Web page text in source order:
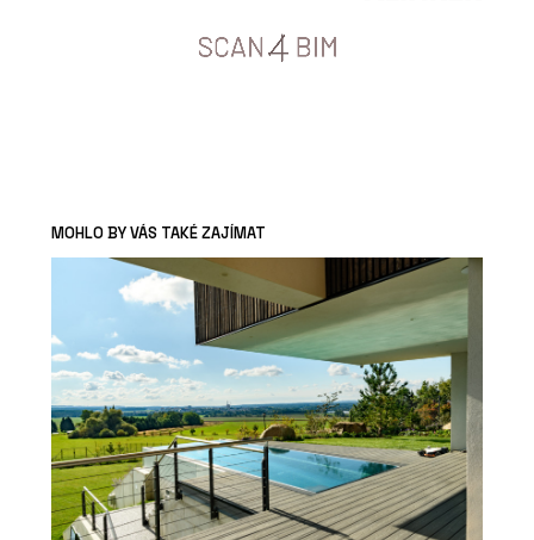
MOHLO BY VÁS TAKÉ ZAJÍMAT